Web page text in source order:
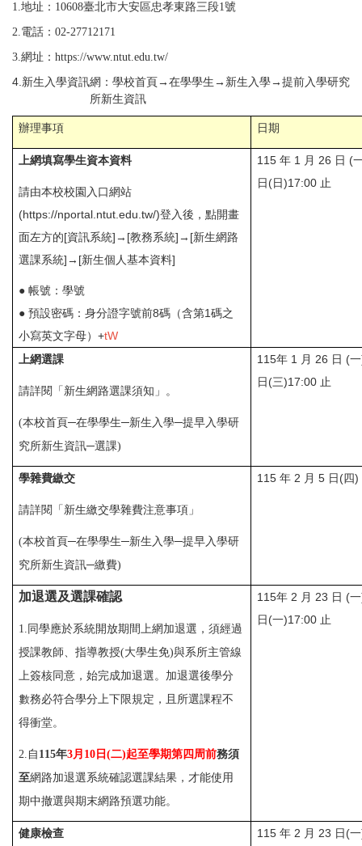
1.地址：10608臺北市大安區忠孝東路三段1號
2.電話：02-27712171
3.網址：https://www.ntut.edu.tw/
4.新生入學資訊網：學校首頁→在學學生→新生入學→提前入學研究
所新生資訊
辦理事項 日期
上網填寫學生資本資料
請由本校校園入口網站
(https://nportal.ntut.edu.tw/)登入後，點開畫
面左方的[資訊系統]→[教務系統]→[新生網路
選課系統]→[新生個人基本資料]
● 帳號：學號
● 預設密碼：身分證字號前8碼（含第1碼之
小寫英文字母）+tW
115 年 1 月 26 日 (
日(日)17:00 止
上網選課
請詳閱「新生網路選課須知」。
(本校首頁─在學學生─新生入學─提早入學研
究所新生資訊─選課)
115年 1 月 26 日 (
日(三)17:00 止
學雜費繳交
請詳閱「新生繳交學雜費注意事項」
(本校首頁─在學學生─新生入學─提早入學研
究所新生資訊─繳費)
115 年 2 月 5 日(四
加退選及選課確認
1.同學應於系統開放期間上網加退選，須經過
授課教師、指導教授(大學生免)與系所主管線
上簽核同意，始完成加退選。加退選後學分
數務必符合學分上下限規定，且所選課程不
得衝堂。
2.自 115年3月10 日(二)起至學期第四周前務須
至網路加退選系統確認選課結果，才能使用
期中撤選與期末網路預選功能。
115年 2 月 23 日 (
日(一)17:00 止
健康檢查 115 年 2 月 23 日(